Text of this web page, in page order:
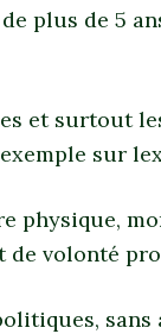
plus de 5
et surtout
sur
physique,
de volonté